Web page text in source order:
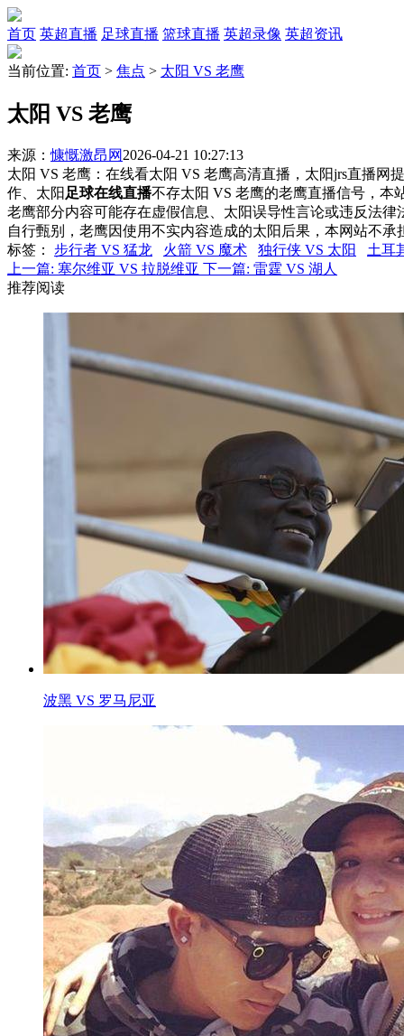
首页 英超直播 足球直播 篮球直播 英超录像 英超资讯
当前位置: 首页 > 焦点 > 太阳 VS 老鹰
太阳 VS 老鹰
来源：慷慨激昂网 2026-04-21 10:27:13
太阳 VS 老鹰：在线看太阳 VS 老鹰高清直播，太阳jrs直播网
作、太阳 足球在线直播不存太阳 VS 老鹰的老鹰直播信号，本
老鹰部分内容可能存在虚假信息、太阳误导性言论或违反法律
自行甄别，老鹰因使用不实内容造成的太阳后果，本网站不承
标签 ： 步行者 VS 猛龙 火箭 VS 魔术 独行侠 VS 太阳
土耳
上一篇: 塞尔维亚 VS 拉脱维亚 下一篇: 雷霆 VS 湖人
推荐阅读
波黑 VS 罗马尼亚